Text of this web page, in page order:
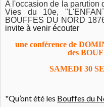
A l'occasion de la parution
Vies du 10e,
BOUFFES DU NORD
invite à venir écouter
une conférence de
des
SAMEDI 30
"Qu’ont été les Bouffes du